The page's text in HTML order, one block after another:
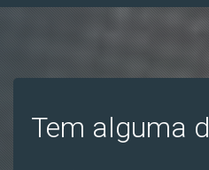
Tem alguma